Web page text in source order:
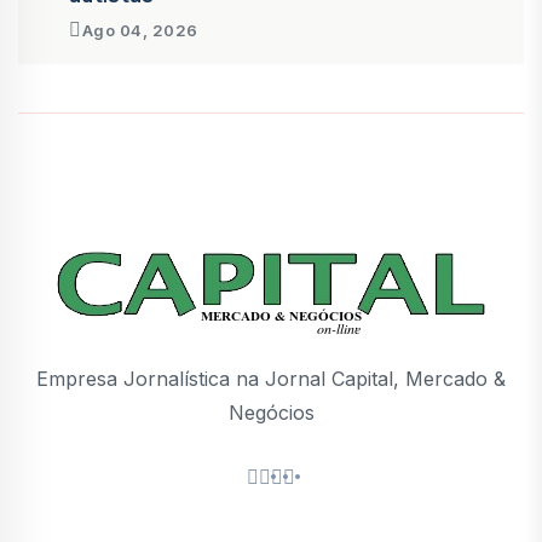
Ago 04, 2026
Empresa Jornalística na Jornal Capital, Mercado &
Negócios